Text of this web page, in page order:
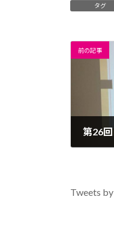
タグ
前の記事
Tweets